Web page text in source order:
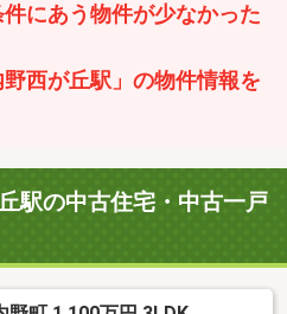
にあう物件が少なかった
西が丘駅」の物件情報を
駅の中古住宅・中古一戸